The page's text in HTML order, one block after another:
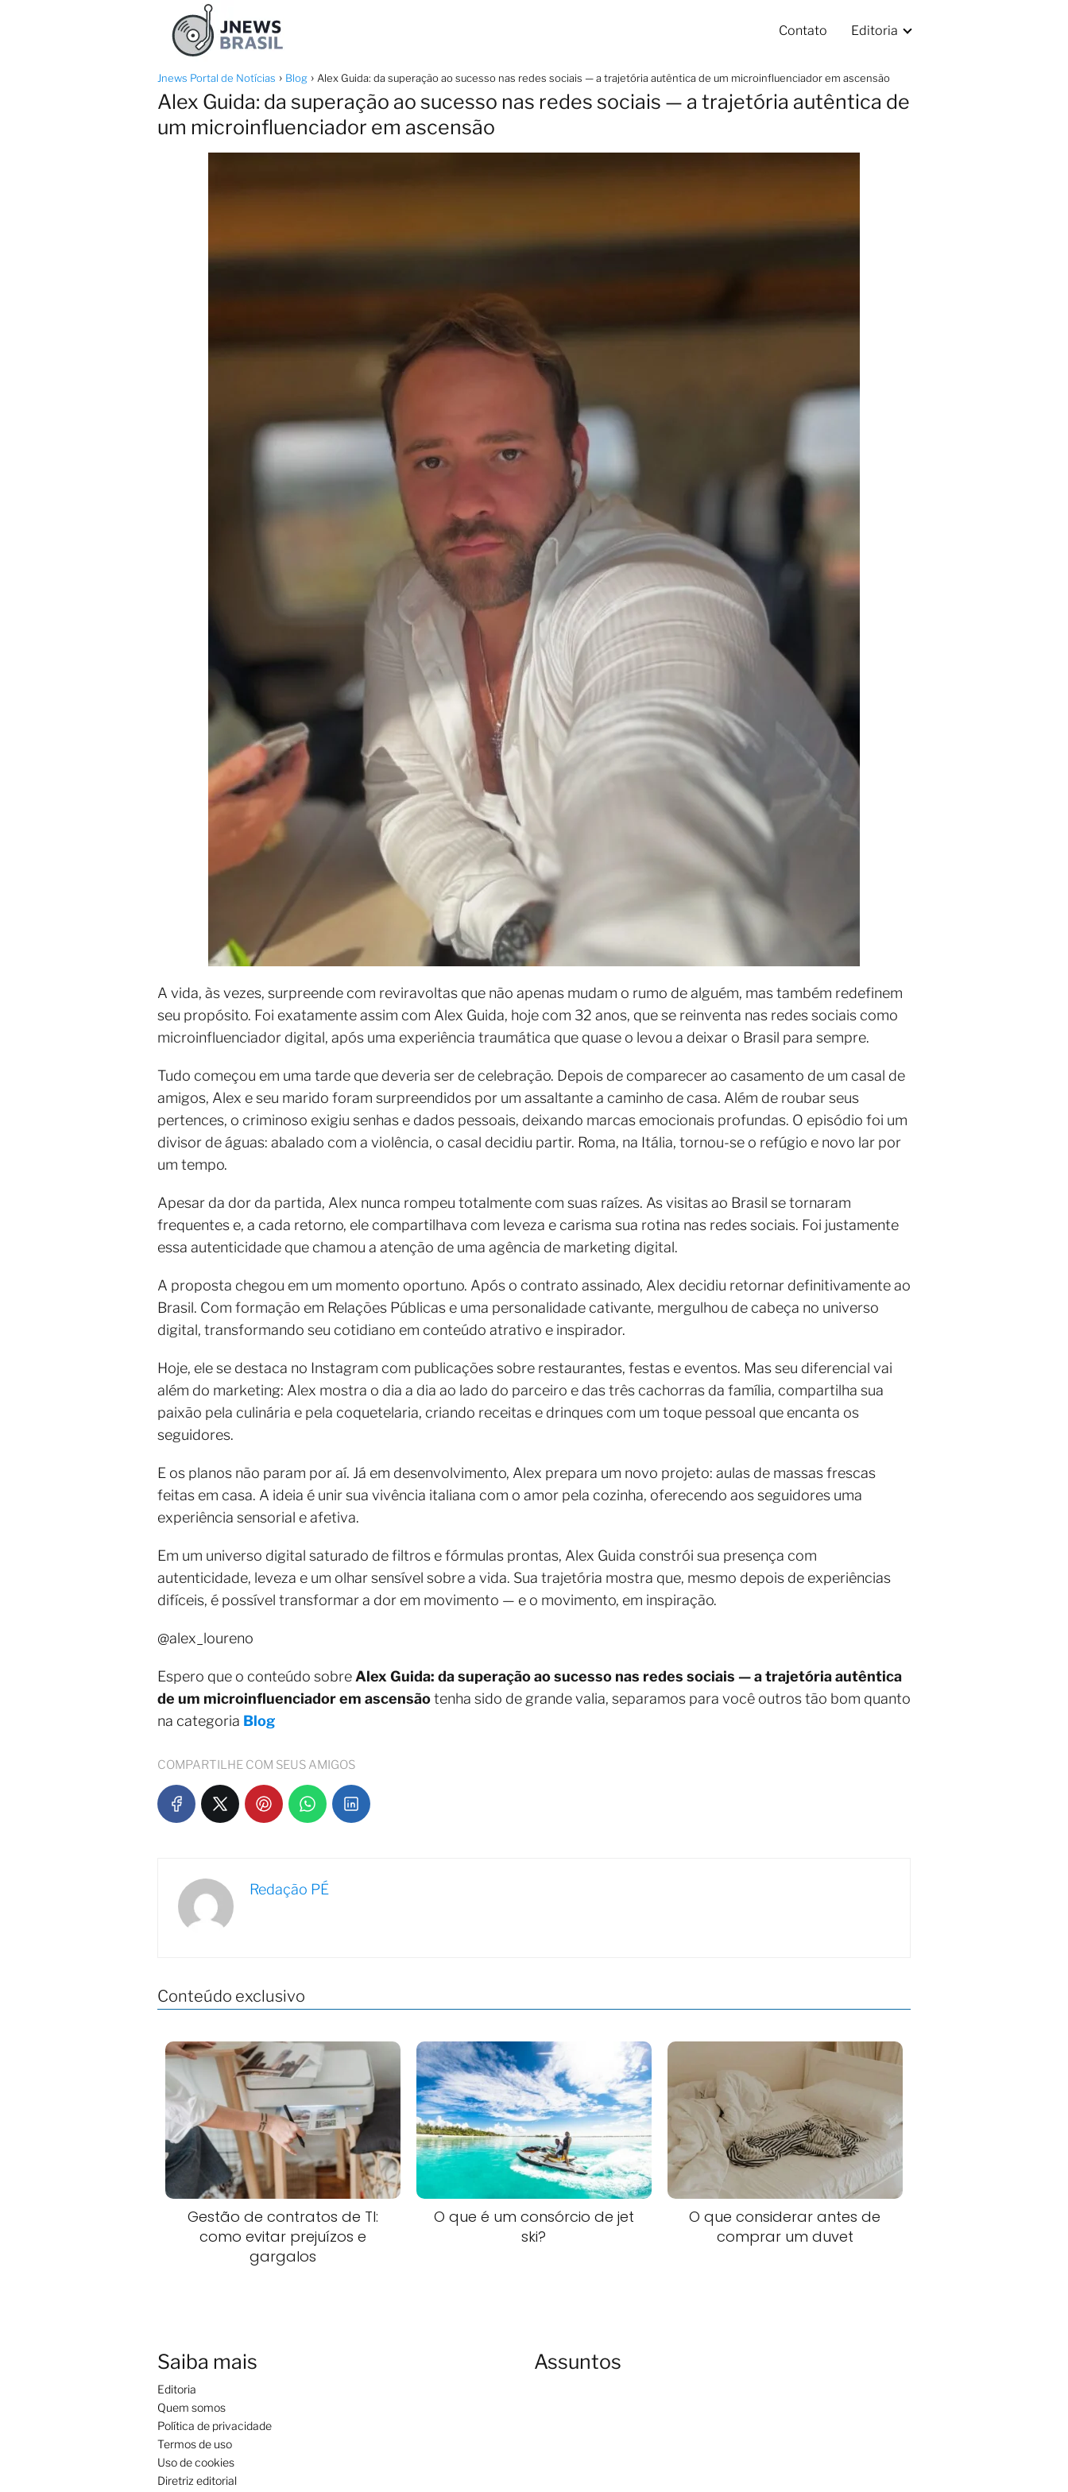
Contato Editoria
Jnews Portal de Notícias Blog Alex Guida: da superação ao sucesso nas redes sociais — a trajetória autêntica de um microinfluenciador em ascensão
Alex Guida: da superação ao sucesso nas redes sociais — a trajetória autêntica de
um microinfluenciador em ascensão
A vida, às vezes, surpreende com reviravoltas que não apenas mudam o rumo de alguém, mas também redefinem
seu propósito. Foi exatamente assim com Alex Guida, hoje com 32 anos, que se reinventa nas redes sociais como
microinfluenciador digital, após uma experiência traumática que quase o levou a deixar o Brasil para sempre.
Tudo começou em uma tarde que deveria ser de celebração. Depois de comparecer ao casamento de um casal de
amigos, Alex e seu marido foram surpreendidos por um assaltante a caminho de casa. Além de roubar seus
pertences, o criminoso exigiu senhas e dados pessoais, deixando marcas emocionais profundas. O episódio foi um
divisor de águas: abalado com a violência, o casal decidiu partir. Roma, na Itália, tornou-se o refúgio e novo lar por
um tempo.
Apesar da dor da partida, Alex nunca rompeu totalmente com suas raízes. As visitas ao Brasil se tornaram
frequentes e, a cada retorno, ele compartilhava com leveza e carisma sua rotina nas redes sociais. Foi justamente
essa autenticidade que chamou a atenção de uma agência de marketing digital.
A proposta chegou em um momento oportuno. Após o contrato assinado, Alex decidiu retornar definitivamente ao
Brasil. Com formação em Relações Públicas e uma personalidade cativante, mergulhou de cabeça no universo
digital, transformando seu cotidiano em conteúdo atrativo e inspirador.
Hoje, ele se destaca no Instagram com publicações sobre restaurantes, festas e eventos. Mas seu diferencial vai
além do marketing: Alex mostra o dia a dia ao lado do parceiro e das três cachorras da família, compartilha sua
paixão pela culinária e pela coquetelaria, criando receitas e drinques com um toque pessoal que encanta os
seguidores.
E os planos não param por aí. Já em desenvolvimento, Alex prepara um novo projeto: aulas de massas frescas
feitas em casa. A ideia é unir sua vivência italiana com o amor pela cozinha, oferecendo aos seguidores uma
experiência sensorial e afetiva.
Em um universo digital saturado de filtros e fórmulas prontas, Alex Guida constrói sua presença com
autenticidade, leveza e um olhar sensível sobre a vida. Sua trajetória mostra que, mesmo depois de experiências
difíceis, é possível transformar a dor em movimento — e o movimento, em inspiração.
@alex_loureno
Espero que o conteúdo sobre Alex Guida: da superação ao sucesso nas redes sociais — a trajetória autêntica
de um microinfluenciador em ascensãotenha sido de grande valia, separamos para você outros tão bom quanto
na categoria Blog
COMPARTILHE COM SEUS AMIGOS
Redação PÉ
Conteúdo exclusivo
Gestão de contratos de TI:
como evitar prejuízos e
gargalos
O que é um consórcio de jet
ski?
O que considerar antes de
comprar um duvet
Saiba mais
Editoria
Quem somos
Política de privacidade
Termos de uso
Uso de cookies
Diretriz editorial
Assuntos